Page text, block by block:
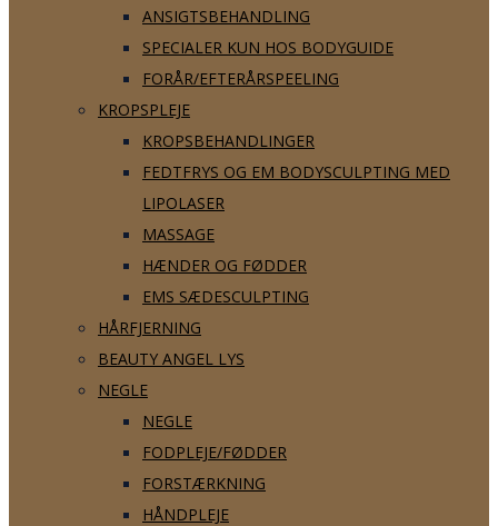
ANSIGTSBEHANDLING
SPECIALER KUN HOS BODYGUIDE
FORÅR/EFTERÅRSPEELING
KROPSPLEJE
KROPSBEHANDLINGER
FEDTFRYS OG EM BODYSCULPTING MED
LIPOLASER
MASSAGE
HÆNDER OG FØDDER
EMS SÆDESCULPTING
HÅRFJERNING
BEAUTY ANGEL LYS
NEGLE
NEGLE
FODPLEJE/FØDDER
FORSTÆRKNING
HÅNDPLEJE